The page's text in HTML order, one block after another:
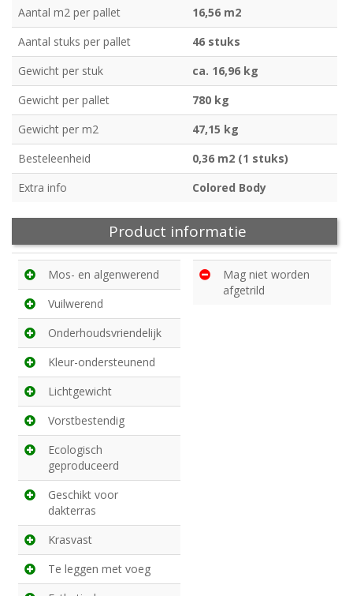
Aantal m2 per pallet
16,56 m2
Aantal stuks per pallet
46 stuks
Gewicht per stuk
ca. 16,96 kg
Gewicht per pallet
780 kg
Gewicht per m2
47,15 kg
Besteleenheid
0,36 m2 (1 stuks)
Extra info
Colored Body
Product informatie
Mos- en algenwerend
Vuilwerend
Onderhoudsvriendelijk
Kleur-ondersteunend
Lichtgewicht
Vorstbestendig
Ecologisch
geproduceerd
Geschikt voor
dakterras
Krasvast
Te leggen met voeg
Mag niet worden
afgetrild